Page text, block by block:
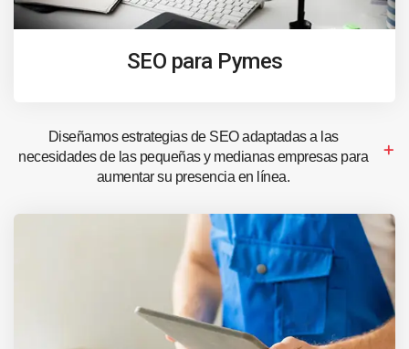
SEO para Pymes
Diseñamos estrategias de SEO adaptadas a las
necesidades de las pequeñas y medianas empresas para
aumentar su presencia en línea.